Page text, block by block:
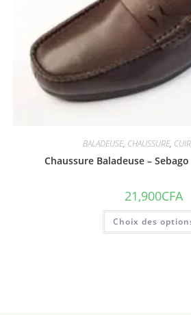
BALADEUSE, CHAUSSURE, CUIR
Chaussure Baladeuse –
21,900CFA
Choix des